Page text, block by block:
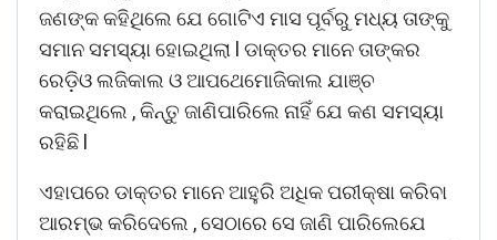
ଜଣଙ୍କ କହିଥିଲେ ଯେ ଗୋଟିଏ ମାସ ପୂର୍ବରୁ ମଧ୍ୟ ତାଙ୍କୁ
ସମାନ ସମସ୍ୟା ହୋଇଥିଲା l ଡାକ୍ତର ମାନେ ତାଙ୍କର
ରେଡ଼ିଓ ଲଜିକାଲ ଓ ଆପଥେମୋଜିକାଲ ଯାଞ୍ଚ
କରାଇଥିଲେ , କିନ୍ତୁ ଜାଣିପାରିଲେ ନାହିଁ ଯେ କଣ ସମସ୍ୟା
ରହିଛି l
ଏହାପରେ ଡାକ୍ତର ମାନେ ଆହୁରି ଅଧିକ ପରୀକ୍ଷା କରିବା
ଆରମ୍ଭ କରିଦେଲେ , ସେଠାରେ ସେ ଜାଣି ପାରିଲେଯେ